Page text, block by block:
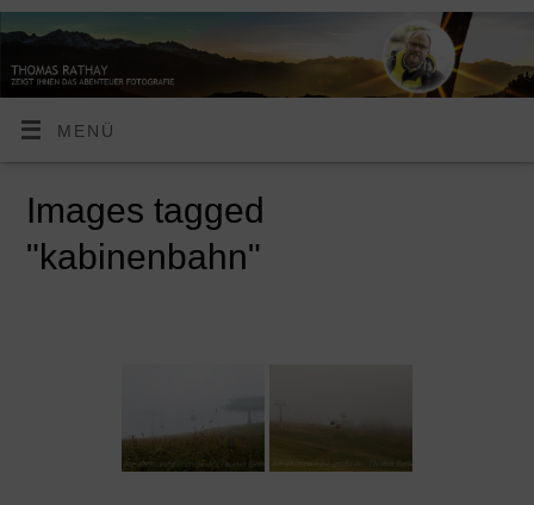
MENÜ
Images tagged
"kabinenbahn"